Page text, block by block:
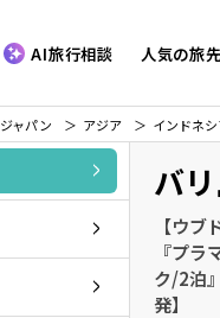
AI旅行相談 人気の旅
ャパン アジア インドネ
バ
【ウ
『プ
ク/2泊
発】